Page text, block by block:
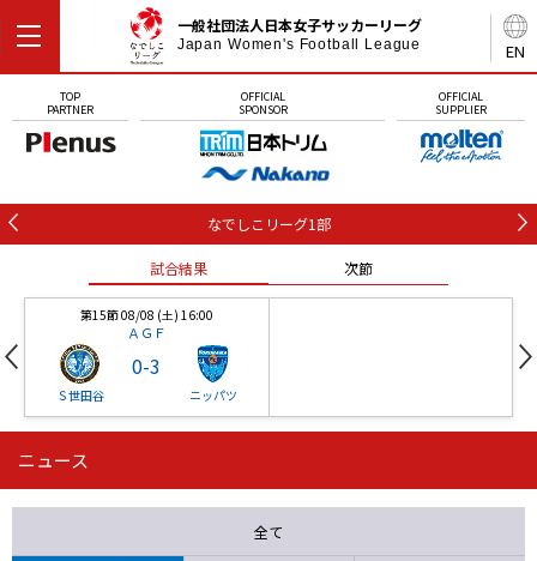
EN
一般社団法人日本女子サッカーリーグ
Japan Women's Football League
TOP
PARTNER
OFFICIAL
SPONSOR
OFFICIAL
SUPPLIER
なでしこリーグ1部
試合結果 次節
第15節 08/08 (土) 16:00
ＡＧＦ
Ｓ世田谷
0-3
ニッパツ
第16節 09/05 (土) 15:00
ニッパツ 石人の星
ニュース
全て